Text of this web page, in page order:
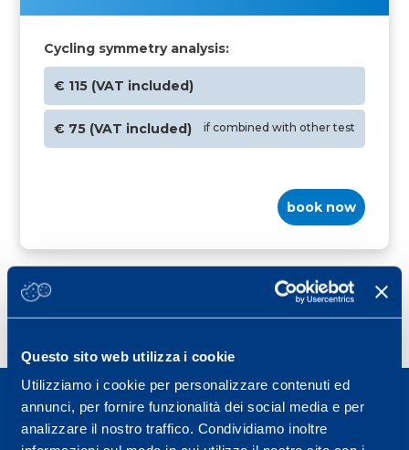
Questo sito web utilizza i cookie
Utilizziamo i cookie per personalizzare contenuti ed
annunci, per fornire funzionalità dei social media e per
analizzare il nostro traffico. Condividiamo inoltre
Cycling symmetry analysis:
€ 115 (VAT included)
€ 75 (VAT included) if combined with other test
book now